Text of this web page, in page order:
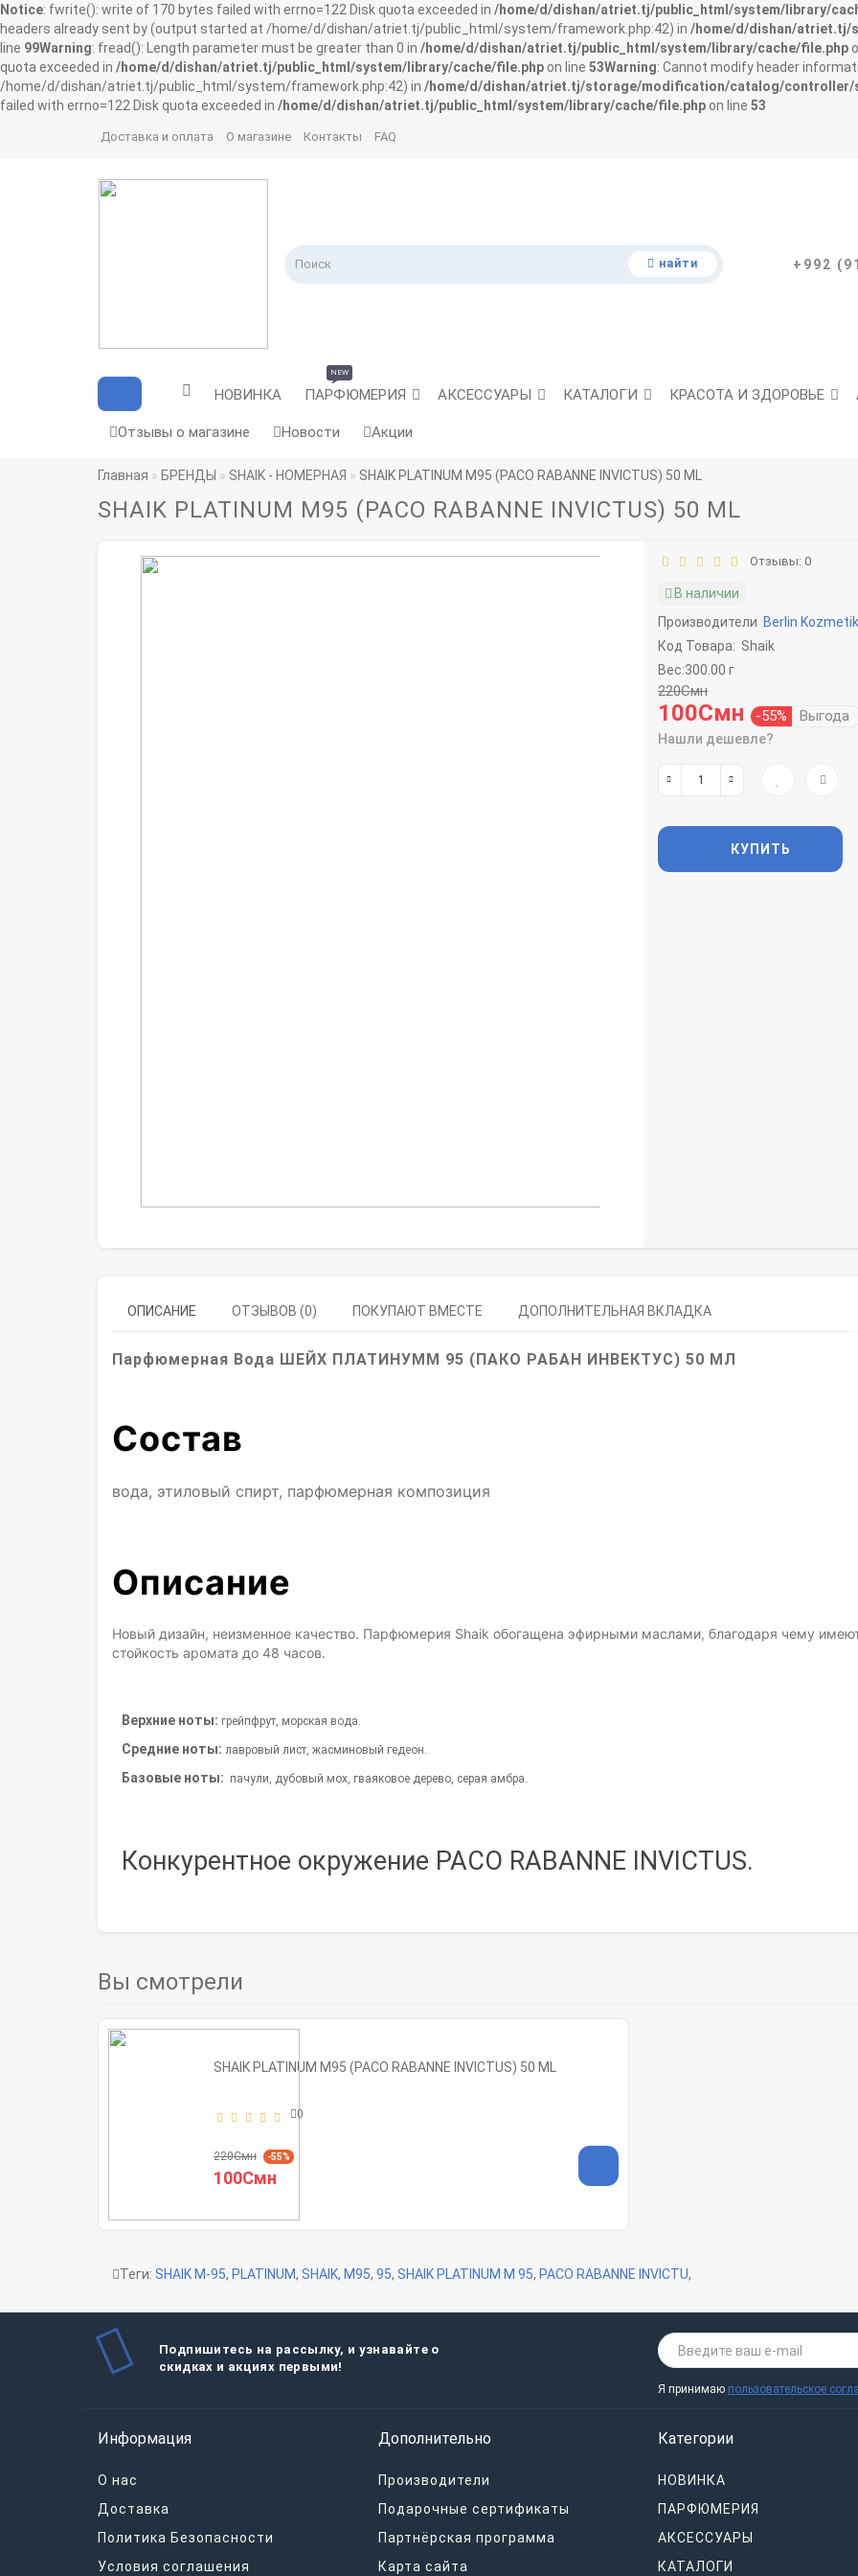
Notice: fwrite(): write of 170 bytes failed with errno=122 Disk quota exceeded in /home/d/dishan/atriet.tj/public_html/system/library/
headers already sent by (output started at /home/d/dishan/atriet.tj/public_html/system/framework.php:42) in /home/d/dishan/
line 99Warning: fread(): Length parameter must be greater than 0 in /home/d/dishan/atriet.tj/public_html/system/library/cache/file.php
quota exceeded in /home/d/dishan/atriet.tj/public_html/system/library/cache/file.php on line 53Warning: Cannot modify header
/home/d/dishan/atriet.tj/public_html/system/framework.php:42) in /home/d/dishan/atriet.tj/storage/modification/catalog/controller/
failed with errno=122 Disk quota exceeded in /home/d/dishan/atriet.tj/public_html/system/library/cache/file.php on line 53
Доставка и оплата О магазине Контакты FAQ
найти +992
НОВИНКА ПАРФЮМЕРИЯ
NEW
АКСЕССУАРЫ КАТАЛОГИ КРАСОТА И ЗДОРОВЬЕ
Отзывы о магазине Новости Акции
Главная БРЕНДЫ SHAIK - НОМЕРНАЯ SHAIK PLATINUM M95 (PACO RABANNE INVICTUS) 50 ML
SHAIK PLATINUM M95 (PACO RABANNE INVICTUS) 50 ML
Отзывы: 0
В наличии
Производители Berlin
Код Товара: Shaik
Вес:300.00 г
220Смн
100Смн -55% Выгода
Нашли дешевле?
КУПИТЬ
ОПИСАНИЕ ОТЗЫВОВ (0) ПОКУПАЮТ ВМЕСТЕ ДОПОЛНИТЕЛЬНАЯ ВКЛАДКА
Парфюмерная Вода ШЕЙХ ПЛАТИНУМM 95 (ПАКО РАБАН ИНВЕКТУС) 50 МЛ
Состав
вода, этиловый спирт, парфюмерная композиция
Описание
Новый дизайн, неизменное качество. Парфюмерия Shaik обогащена эфирными маслами, благодаря чему
стойкость аромата до 48 часов.
Верхние ноты: грейпфрут, морская вода.
Средние ноты: лавровый лист, жасминовый гедеон.
Базовые ноты: пачули, дубовый мох, гваяковое дерево, серая амбра.
Конкурентное окружение PACO RABANNE INVICTUS.
Вы смотрели
SHAIK PLATINUM M95 (PACO RABANNE INVICTUS) 50 ML
0
220Смн -55%
100Смн
Теги: SHAIK M-95, PLATINUM, SHAIK, M95, 95, SHAIK PLATINUM M 95, PACO RABANNE INVICTU,
Подпишитесь на рассылку, и узнавайте о
скидках и акциях первыми!
Я принимаю пользовательское
Информация
О нас
Доставка
Политика Безопасности
Условия соглашения
Дополнительно
Производители
Подарочные сертификаты
Партнёрская программа
Карта сайта
Категории
НОВИНКА
ПАРФЮМЕРИЯ
АКСЕССУАРЫ
КАТАЛОГИ